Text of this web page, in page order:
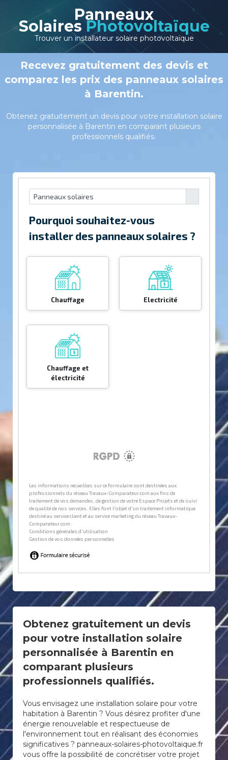
Panneaux
Solaires Photovoltaïque
Trouver un installateur solaire photovoltaïque
Recevez gratuitement des devis et
comparez les prix des panneaux solaires
à Barentin.
Obtenez gratuitement un devis pour votre installation solaire
personnalisée à Barentin en comparant plusieurs
professionnels qualifiés.
Obtenez gratuitement un devis
pour votre installation solaire
personnalisée à Barentin en
comparant plusieurs
professionnels qualifiés.
Vous envisagez une installation solaire pour votre
habitation à Barentin ? Vous désirez profiter d'une
énergie renouvelable et respectueuse de
l'environnement tout en réalisant des économies
significatives ? panneaux-solaires-photovoltaique.fr
vous offre la possibilité de concrétiser votre projet